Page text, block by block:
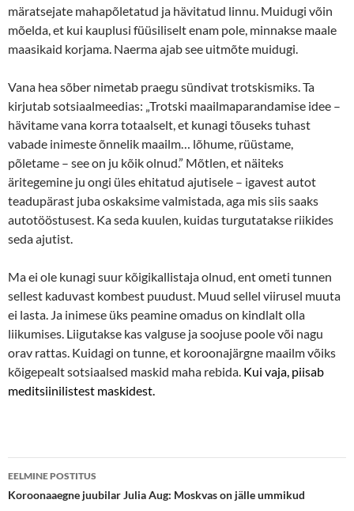
märatsejate mahapõletatud ja hävitatud linnu. Muidugi võin
mõelda, et kui kauplusi füüsiliselt enam pole, minnakse maale
maasikaid korjama. Naerma ajab see uitmõte muidugi.
Vana hea sõber nimetab praegu sündivat trotskismiks. Ta
kirjutab sotsiaalmeedias: „Trotski maailmaparandamise idee –
hävitame vana korra totaalselt, et kunagi tõuseks tuhast
vabade inimeste õnnelik maailm… lõhume, rüüstame,
põletame – see on ju kõik olnud.” Mõtlen, et näiteks
äritegemine ju ongi üles ehitatud ajutisele – igavest autot
teadupärast juba oskaksime valmistada, aga mis siis saaks
autotööstusest. Ka seda kuulen, kuidas turgutatakse riikides
seda ajutist.
Ma ei ole kunagi suur kõigikallistaja olnud, ent ometi tunnen
sellest kaduvast kombest puudust. Muud sellel viirusel muuta
ei lasta. Ja inimese üks peamine omadus on kindlalt olla
liikumises. Liigutakse kas valguse ja soojuse poole või nagu
orav rattas. Kuidagi on tunne, et koroonajärgne maailm võiks
kõigepealt sotsiaalsed maskid maha rebida. Kui vaja, piisab
meditsiinilistest maskidest.
Postituste
töölaud
EELMINE POSTITUS
Koroonaaegne juubilar Julia Aug: Moskvas on jälle ummikud